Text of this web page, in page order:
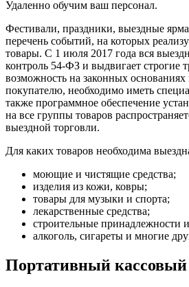
Удаленно обучим ваш персонал.
Фестивали, праздники, выездные
перечень событий, на которых
товары. С 1 июля 2017 года вся
контроль 54-ФЗ и выдвигает строгие
возможность на законных основаниях
покупателю, необходимо иметь
также программное обеспечение
на все группы товаров
выездной торговли.
Для каких товаров необходима
моющие и чистящие средства;
изделия из кожи, ковры;
товары для музыки и спорта;
лекарственные средства;
строительные принадлежности
алкоголь, сигареты и многие
Портативный кассовый